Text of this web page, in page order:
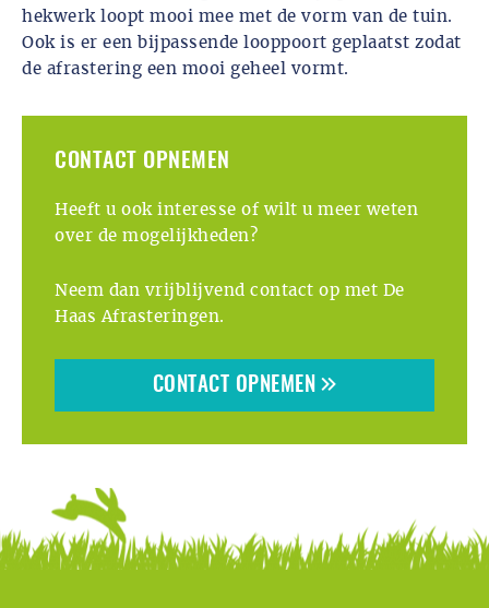
hekwerk loopt mooi mee met de vorm van de tuin.
Ook is er een bijpassende looppoort geplaatst zodat
de afrastering een mooi geheel vormt.
CONTACT OPNEMEN
Heeft u ook interesse of wilt u meer weten
over de mogelijkheden?
Neem dan vrijblijvend contact op met De
Haas Afrasteringen.
CONTACT OPNEMEN